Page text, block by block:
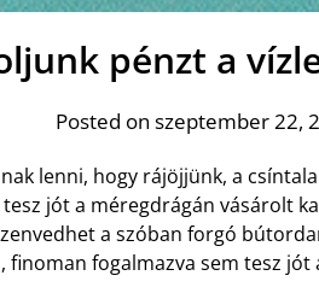
pénzt a
Posted on szeptember 22,
lenni, hogy rájöjjünk, a
jót a méregdrágán vásárolt
a szóban forgó
finoman fogalmazva sem tesz jót